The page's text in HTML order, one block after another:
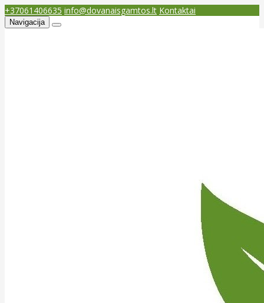
+37061406635 info@dovanaisgamtos.lt Kontaktai
Navigacija